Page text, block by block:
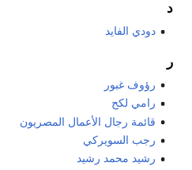
د
دودي الفايد
ر
رؤوف غبور
رامي لكح
قائمة رجال الأعمال المصريون
رجب السويركي
رشيد محمد رشيد